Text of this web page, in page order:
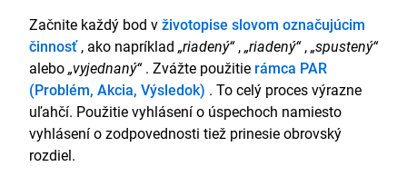
Začnite každý bod vživotopise slovom označujúcim
činnosť, ako napríklad „riadený“,„riadený“,„spustený“
alebo„vyjednaný“. Zvážte použitie rámca PAR
(Problém, Akcia, Výsledok) . To celý proces výrazne
uľahčí. Použitie vyhlásení o úspechoch namiesto
vyhlásení o zodpovednosti tiež prinesie obrovský
rozdiel.